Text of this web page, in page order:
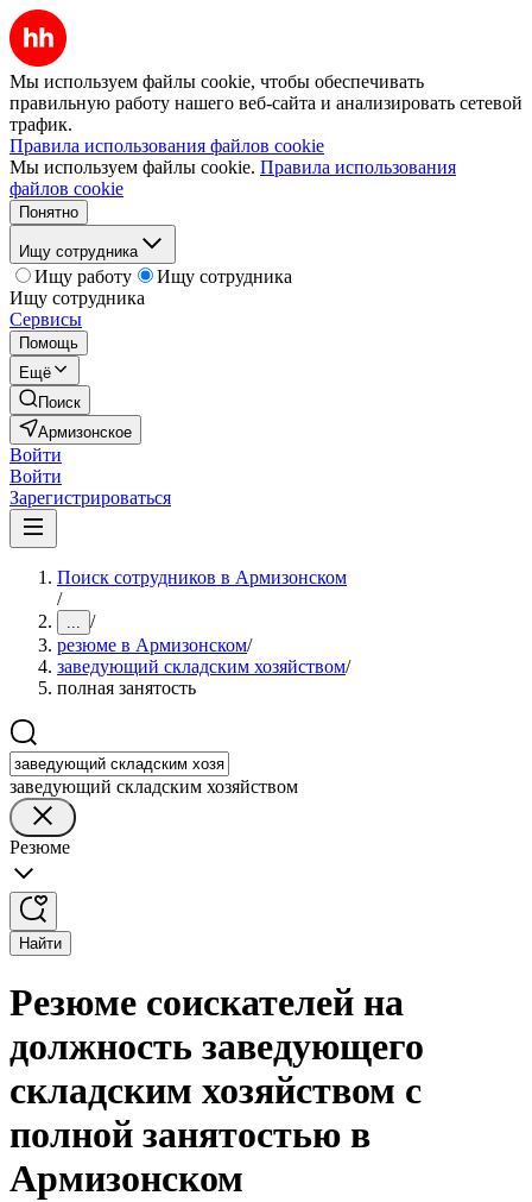
Мы используем файлы cookie, чтобы обеспечивать
правильную работу нашего веб-сайта и анализировать сетевой
трафик.
Правила использования файлов cookie
Мы используем файлы cookie. Правила использования
файлов cookie
Понятно
Ищу сотрудника
Ищу работу
Ищу сотрудника
Ищу сотрудника
Сервисы
Помощь
Ещё
Поиск
Армизонское
Войти
Войти
Зарегистрироваться
Поиск сотрудников в Армизонском
/
... /
резюме в Армизонском/
заведующий складским хозяйством/
полная занятость
заведующий складским хозяйством
Резюме
Найти
Резюме соискателей на
должность заведующего
складским хозяйством с
полной занятостью в
Армизонском